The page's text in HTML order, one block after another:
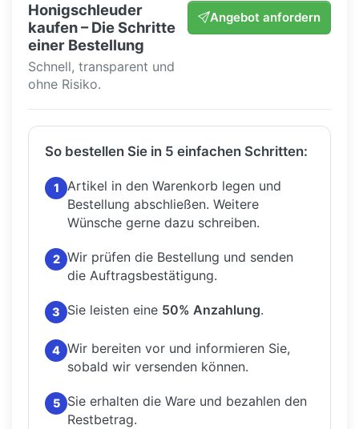
Honigschleuder
kaufen – Die Schritte
einer Bestellung
Schnell, transparent und
ohne Risiko.
Angebot anfordern
So bestellen Sie in 5 einfachen Schritten:
1
Artikel in den Warenkorb legen und
Bestellung abschließen. Weitere
Wünsche gerne dazu schreiben.
2 Wir prüfen die Bestellung und senden
die Auftragsbestätigung.
3 Sie leisten eine 50% Anzahlung.
4 Wir bereiten vor und informieren Sie,
sobald wir versenden können.
5
Sie erhalten die Ware und bezahlen den
Restbetrag.